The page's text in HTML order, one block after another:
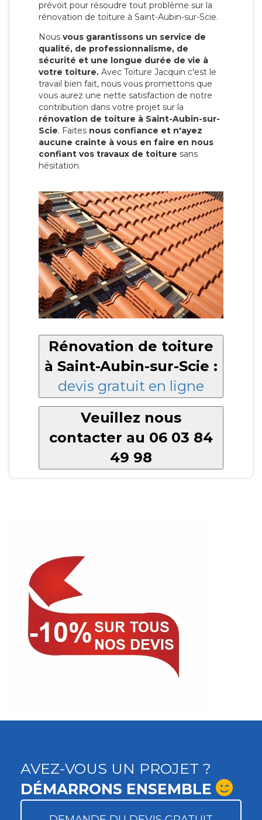
prévoit pour résoudre tout problème sur la
rénovation de toiture à Saint-Aubin-sur-Scie.
Nous vous garantissons un service de
qualité, de professionnalisme, de
sécurité et une longue durée de vie à
votre toiture. Avec Toiture Jacquin c'est le
travail bien fait, nous vous promettons que
vous aurez une nette satisfaction de notre
contribution dans votre projet sur la
rénovation de toiture à Saint-Aubin-sur-
Scie. Faites nous confiance et n'ayez
aucune crainte à vous en faire en nous
confiant vos travaux de toiture sans
hésitation.
Rénovation de toiture
à Saint-Aubin-sur-Scie :
devis gratuit en ligne
Veuillez nous
contacter au 06 03 84
49 98
AVEZ-VOUS UN PROJET ?
DÉMARRONS ENSEMBLE